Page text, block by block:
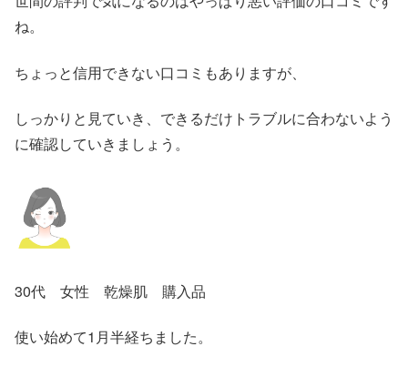
ね。
ちょっと信用できない口コミもありますが、
しっかりと見ていき、できるだけトラブルに合わないよう
に確認していきましょう。
30代 女性 乾燥肌 購入品
使い始めて1月半経ちました。